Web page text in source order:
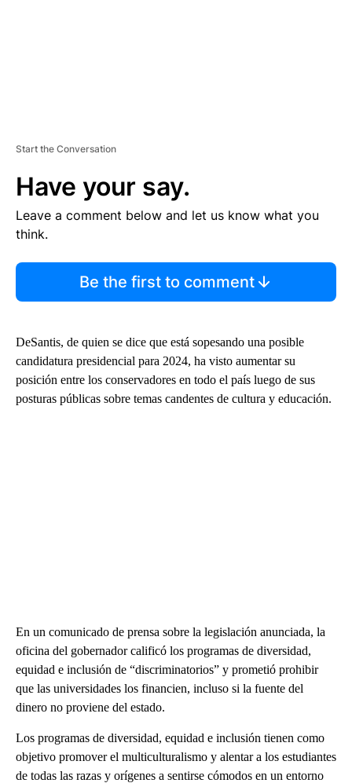
Start the Conversation
Have your say.
Leave a comment below and let us know what you
think.
Be the first to comment
DeSantis, de quien se dice que está sopesando una posible
candidatura presidencial para 2024, ha visto aumentar su
posición entre los conservadores en todo el país luego de sus
posturas públicas sobre temas candentes de cultura y educación.
En un comunicado de prensa sobre la legislación anunciada, la
oficina del gobernador calificó los programas de diversidad,
equidad e inclusión de “discriminatorios” y prometió prohibir
que las universidades los financien, incluso si la fuente del
dinero no proviene del estado.
Los programas de diversidad, equidad e inclusión tienen como
objetivo promover el multiculturalismo y alentar a los estudiantes
de todas las razas y orígenes a sentirse cómodos en un entorno